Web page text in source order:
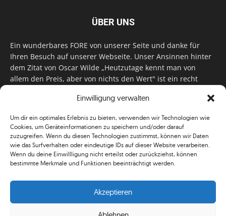
Einwilligung verwalten
Um dir ein optimales Erlebnis zu bieten, verwenden wir Technologien wie
Cookies, um Geräteinformationen zu speichern und/oder darauf
zuzugreifen. Wenn du diesen Technologien zustimmst, können wir Daten
wie das Surfverhalten oder eindeutige IDs auf dieser Website verarbeiten.
Wenn du deine Einwillligung nicht erteilst oder zurückziehst, können
bestimmte Merkmale und Funktionen beeinträchtigt werden.
Akzeptieren
ÜBER UNS
Ein wunderbares FORE von unserer Seite und danke für
Ihren Besuch auf unserer Webseite. Unser Ansinnen hinter
dem Zitat von Oscar Wilde „Heutzutage kennt man von
allem den Preis, aber von nichts den Wert" ist ein recht
für Monat unser Bestes, um Sie mit außergewöhnlichen
zu versorgen. Im Magazin, auf unserer Website & auf
unseren Social Media Plattformen! Das verdient im
klassischen Wortsinn nicht nur Anerkennung!